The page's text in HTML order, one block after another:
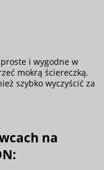
i wygodne w
mokrą ściereczką.
szybko wyczyścić za
na